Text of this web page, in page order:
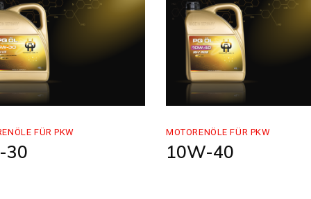
FÜR PKW
30
MOTORENÖLE FÜR PKW
10W-40